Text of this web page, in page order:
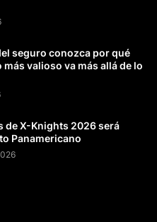
seguro conozca por qué
más valioso va más allá de lo
de X-Knights 2026 será
Panamericano